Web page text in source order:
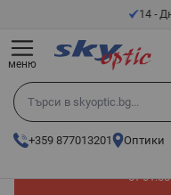
Прескачане към 14 -
Търси в skyoptic.bg...
+359 877013201 Оптики
меню
от